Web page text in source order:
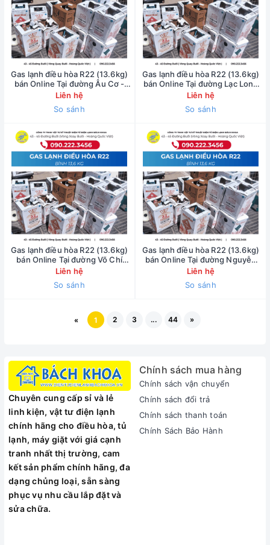
Gas lạnh điều hòa R22 (13.6kg)
bán Online Tại đường Âu Cơ -
0902223456
Liên hệ
So sánh
Gas lạnh điều hòa R22 (13.6kg)
bán Online Tại đường Lạc Long
Quân - 0902223456
Liên hệ
So sánh
Gas lạnh điều hòa R22 (13.6kg)
bán Online Tại đường Võ Chí
Công - 0902223456
Liên hệ
So sánh
Gas lạnh điều hòa R22 (13.6kg)
bán Online Tại đường Nguyễn
Văn Huyên - 0902223456
Liên hệ
So sánh
« 1 2 3 ... 44 »
Chuyên cung cấp sỉ và lẻ
linh kiện, vật tư điện lạnh
chính hãng cho điều hòa, tủ
lạnh, máy giặt với giá cạnh
tranh nhất thị trường, cam
kết sản phẩm chính hãng, đa
dạng chủng loại, sẵn sàng
phục vụ nhu cầu lắp đặt và
sửa chữa.
Chính sách mua hàng
Chính sách vận chuyển
Chính sách đổi trả
Chính sách thanh toán
Chính Sách Bảo Hành